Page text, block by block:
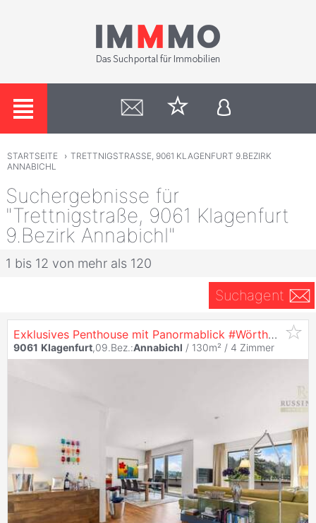
STARTSEITE › TRETTNIGSTRASSE, 9061 KLAGENFURT 9.BEZIRK
ANNABICHL
Suchergebnisse für
"Trettnigstraße, 9061 Klagenfurt
9.Bezirk Annabichl"
1 bis 12 von mehr als 120
Suchagent
Exklusives Penthouse mit Panormablick #Wörthersee #Golfplatz #Bestlage
9061 Klagenfurt,09.Bez.:Annabichl / 130m² / 4 Zimmer